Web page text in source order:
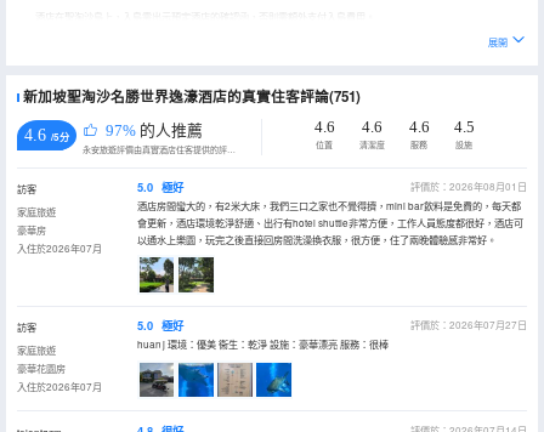
展開
新加坡聖淘沙名勝世界逸濠酒店的真實住客評論(751)
4.6 /5分 97% 的人推薦
永安旅遊評價由真實酒店住客提供的評價。
4.6
位置
4.6
清潔度
4.6
服務
4.5
設施
訪客
家庭旅遊
豪華房
入住於2026年07月
5.0 極好
評價於：2026年08月01日
酒店房間蠻大的，有2米大床，我們三口之家也不覺得擠，mini bar飲料是免費的，每天都
會更新，酒店環境乾淨舒適、出行有hotel shuttle非常方便，工作人員態度都很好，酒店可
以通水上樂園，玩完之後直接回房間洗澡換衣服，很方便，住了兩晚體驗感非常好。
訪客
家庭旅遊
豪華花園房
入住於2026年07月
5.0 極好
評價於：2026年07月27日
huan j 環境：優美 衞生：乾淨 設施：豪華漂亮 服務：很棒